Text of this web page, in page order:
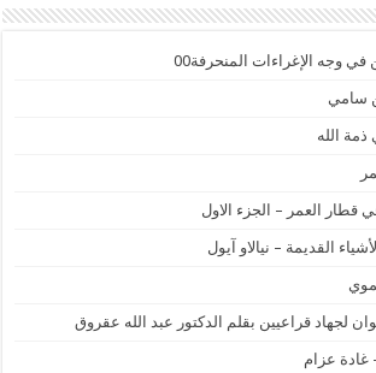
وجه الإغراءات المنحرفة00
سامي
الله
العمر – الجزء الاول
القديمة – نيالاو آيول
لجهاد قراعيين بقلم الدكتور عبد الله عقروق
غادة عزام